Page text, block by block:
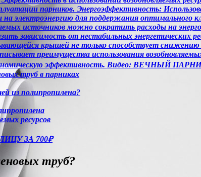
парников. Энергоэффективность:
электроэнергию для поддержания оптимального
источников можно сократить расходы на
зависимость от нестабильных энергетических
крышей не только способствует
преимущества использования
экономическую эффективность. Видео: ВЕЧНЫЙ
труб в парниках
из полипропилена?
ресурсов
ЗА 700₽
труб?